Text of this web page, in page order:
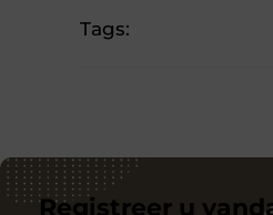
Tags:
Registreer u